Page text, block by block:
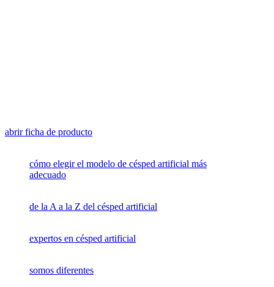
abrir ficha de producto
cómo elegir el modelo de césped artificial más
adecuado
de la A a la Z del césped artificial
expertos en césped artificial
somos diferentes